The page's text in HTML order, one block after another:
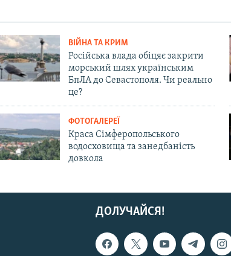
ВІЙНА ТА КРИМ
Російська влада обіцяє закрити
морський шлях українським
БпЛА до Севастополя. Чи реально
це?
ФОТОГАЛЕРЕЇ
Краса Сімферопольського
водосховища та занедбаність
довкола
ДОЛУЧАЙСЯ!